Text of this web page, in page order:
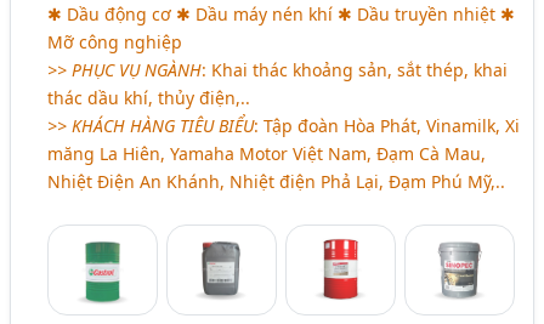
✱ Dầu động cơ ✱ Dầu máy nén khí ✱ Dầu truyền nhiệt ✱
Mỡ công nghiệp
>>PHỤC VỤ NGÀNH: Khai thác khoảng sản, sắt thép, khai
thác dầu khí, thủy điện,..
>>KHÁCH HÀNG TIÊU BIỂU: Tập đoàn Hòa Phát, Vinamilk, Xi
măng La Hiên, Yamaha Motor Việt Nam, Đạm Cà Mau,
Nhiệt Điện An Khánh, Nhiệt điện Phả Lại, Đạm Phú Mỹ,..